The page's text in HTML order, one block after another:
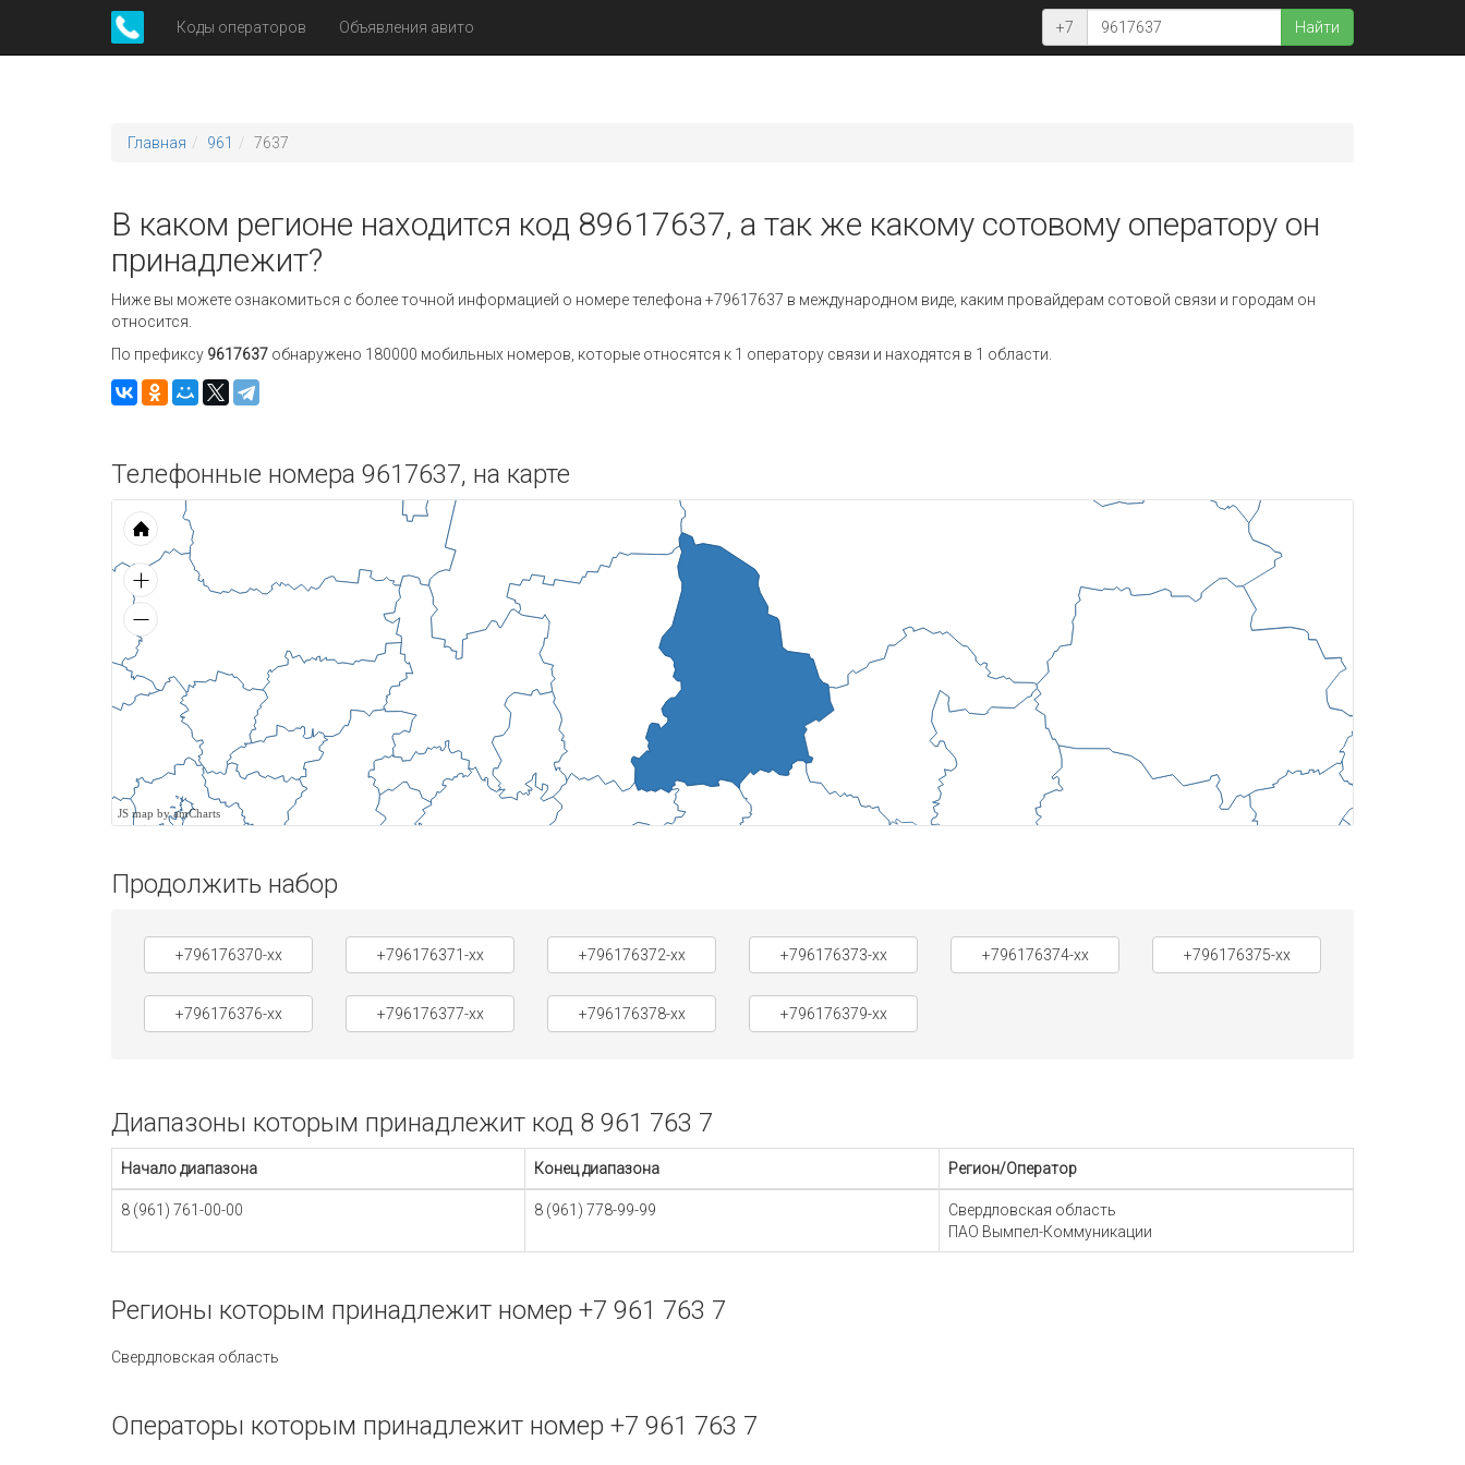
Коды операторов Объявления авито +7 Найти
Главная 961 7637
В каком регионе находится код 89617637, а так же какому сотовому оператору он
принадлежит?
Ниже вы можете ознакомиться с более точной информацией о номере телефона +79617637 в международном виде, каким провайдерам сотовой связи и городам он
относится.
По префиксу 9617637 обнаружено 180000 мобильных номеров, которые относятся к 1 оператору связи и находятся в 1 области.
Телефонные номера 9617637, на карте
JS map by amCharts
Продолжить набор
+796176370-xx +796176371-xx +796176372-xx +796176373-xx +796176374-xx +796176375-xx
+796176376-xx +796176377-xx +796176378-xx +796176379-xx
Диапазоны которым принадлежит код 8 961 763 7
Начало диапазона Конец диапазона Регион/Оператор
8 (961) 761-00-00 8 (961) 778-99-99
Свердловская область
ПАО Вымпел-Коммуникации
Регионы которым принадлежит номер +7 961 763 7
Свердловская область
Операторы которым принадлежит номер +7 961 763 7